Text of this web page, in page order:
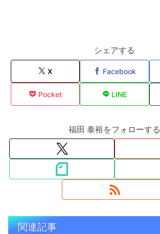
シェアする
X Facebook
Pocket LINE
福田 泰裕をフォローする
関連記事